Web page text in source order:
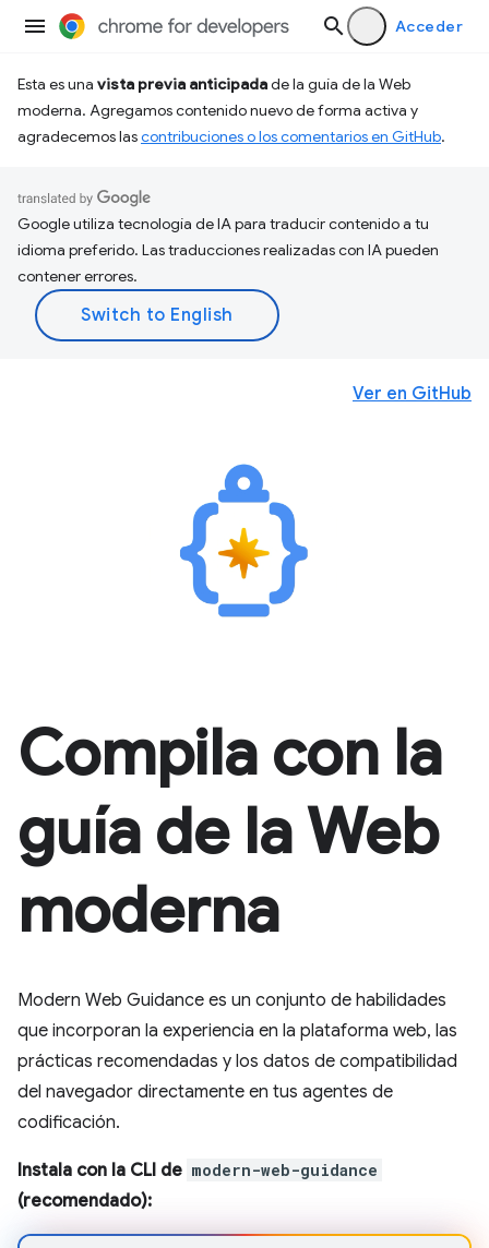
Acceder
Esta es una vista previa anticipadade la guía de la Web
moderna. Agregamos contenido nuevo de forma activa y
agradecemos lascontribuciones o los comentarios en GitHub.
Google utiliza tecnología de IA para traducir contenido a tu
idioma preferido. Las traducciones realizadas con IA pueden
contener errores.
Compila con la
guía de la Web
moderna
Modern Web Guidance es un conjunto de habilidades
que incorporan la experiencia en la plataforma web, las
prácticas recomendadas y los datos de compatibilidad
del navegador directamente en tus agentes de
codificación.
Instala con la CLI de modern-web-guidance
(recomendado):
Ver en GitHub